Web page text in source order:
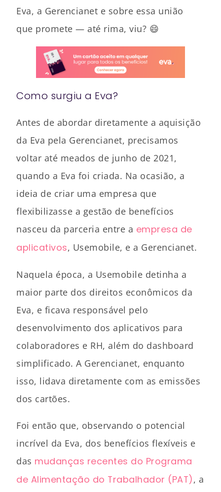
Eva, a Gerencianet e sobre essa união
que promete — até rima, viu? 😄
Como surgiu a Eva?
Antes de abordar diretamente a aquisição
da Eva pela Gerencianet, precisamos
voltar até meados de junho de 2021,
quando a Eva foi criada. Na ocasião, a
ideia de criar uma empresa que
flexibilizasse a gestão de benefícios
nasceu da parceria entre a empresa de
aplicativos, Usemobile, e a Gerencianet.
Naquela época, a Usemobile detinha a
maior parte dos direitos econômicos da
Eva, e ficava responsável pelo
desenvolvimento dos aplicativos para
colaboradores e RH, além do dashboard
simplificado. A Gerencianet, enquanto
isso, lidava diretamente com as emissões
dos cartões.
Foi então que, observando o potencial
incrível da Eva, dos benefícios flexíveis e
das mudanças recentes do Programa
de Alimentação do Trabalhador (PAT), a